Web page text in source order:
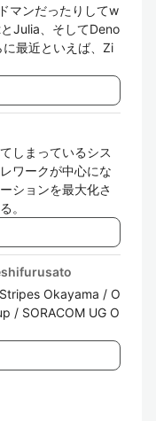
マンだったりしてw
Julia、そしてDeno
最近といえば、Zi
しまっているシス
ワークが中心にな
ションを最大化さ
。
Okayama / O
/ SORACOM UG O